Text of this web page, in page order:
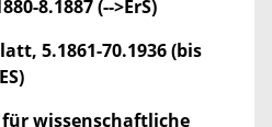
8.1887 (-->ErS)
5.1861-70.1936 (bis
für wissenschaftliche